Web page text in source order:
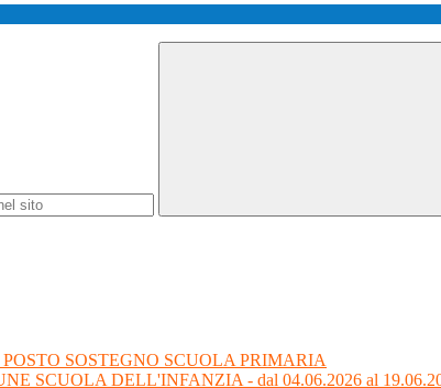
SOSTEGNO SCUOLA PRIMARIA
SCUOLA DELL'INFANZIA - dal 04.06.2026 al